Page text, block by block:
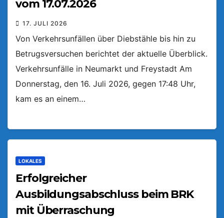
vom 17.07.2026
17. JULI 2026
Von Verkehrsunfällen über Diebstähle bis hin zu
Betrugsversuchen berichtet der aktuelle Überblick.
Verkehrsunfälle in Neumarkt und Freystadt Am
Donnerstag, den 16. Juli 2026, gegen 17:48 Uhr,
kam es an einem…
LOKALES
Erfolgreicher
Ausbildungsabschluss beim BRK
mit Überraschung